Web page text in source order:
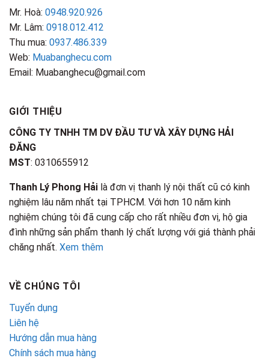
Mr. Hoà: 0948.920.926
Mr. Lâm: 0918.012.412
Thu mua: 0937.486.339
Web: Muabanghecu.com
Email: Muabanghecu@gmail.com
GIỚI THIỆU
CÔNG TY TNHH TM DV ĐẦU TƯ VÀ XÂY DỰNG HẢI
ĐĂNG
MST: 0310655912
Thanh Lý Phong Hải là đơn vị thanh lý nội thất cũ có kinh
nghiệm lâu năm nhất tại TPHCM. Với hơn 10 năm kinh
nghiệm chúng tôi đã cung cấp cho rất nhiều đơn vị, hộ gia
đình những sản phẩm thanh lý chất lượng với giá thành phải
chăng nhất. Xem thêm
VỀ CHÚNG TÔI
Tuyển dụng
Liên hệ
Hướng dẫn mua hàng
Chính sách mua hàng